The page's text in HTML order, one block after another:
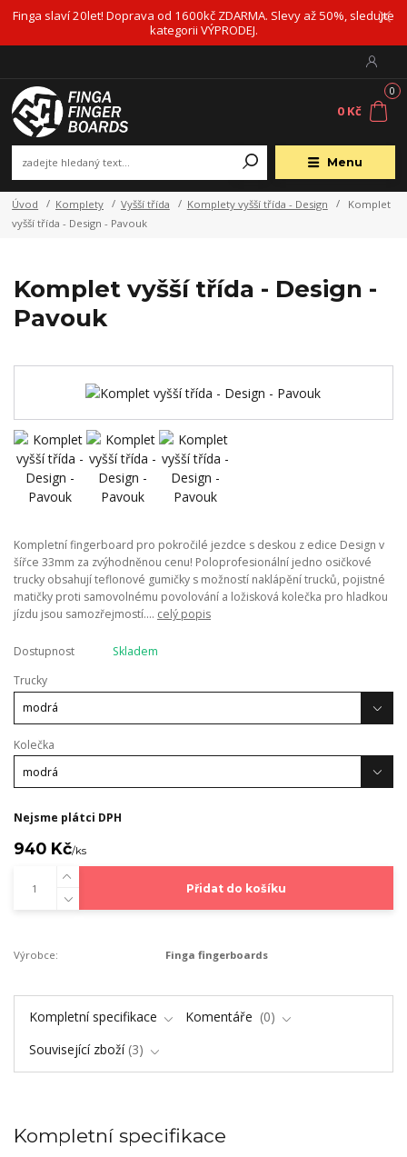
Finga slaví 20let! Doprava od 1600kč ZDARMA. Slevy až 50%, sledujte
kategorii VÝPRODEJ.
Menu
0
0 Kč
Úvod Komplety Vyšší třída Komplety vyšší třída - Design
Komplet
vyšší třída - Design - Pavouk
Komplet vyšší třída - Design -
Pavouk
Kompletní fingerboard pro pokročilé jezdce s deskou z edice Design v
šířce 33mm za zvýhodněnou cenu! Poloprofesionální jedno osičkové
trucky obsahují teflonové gumičky s možností naklápění trucků, pojistné
matičky proti samovolnému povolování a ložisková kolečka pro hladkou
jízdu jsou samozřejmostí.... celý popis
Dostupnost
Skladem
Trucky
Kolečka
Nejsme plátci DPH
940 Kč/ks
Přidat do košíku
Výrobce: Finga fingerboards
Kompletní specifikace Komentáře
0
Související zboží 3
Kompletní specifikace